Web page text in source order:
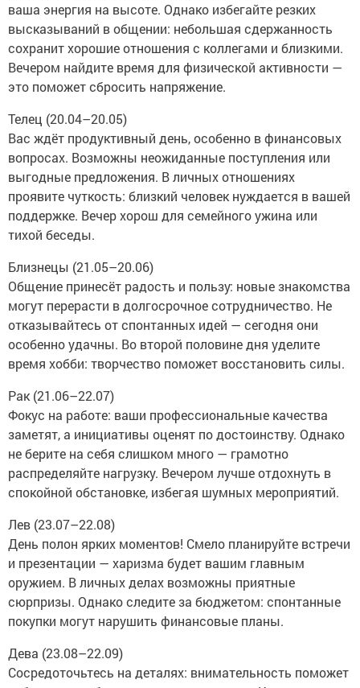
ваша энергия на высоте. Однако избегайте резких
высказываний в общении: небольшая сдержанность
сохранит хорошие отношения с коллегами и близкими.
Вечером найдите время для физической активности —
это поможет сбросить напряжение.
Телец (20.04–20.05)
Вас ждёт продуктивный день, особенно в финансовых
вопросах. Возможны неожиданные поступления или
выгодные предложения. В личных отношениях
проявите чуткость: близкий человек нуждается в вашей
поддержке. Вечер хорош для семейного ужина или
тихой беседы.
Близнецы (21.05–20.06)
Общение принесёт радость и пользу: новые знакомства
могут перерасти в долгосрочное сотрудничество. Не
отказывайтесь от спонтанных идей — сегодня они
особенно удачны. Во второй половине дня уделите
время хобби: творчество поможет восстановить силы.
Рак (21.06–22.07)
Фокус на работе: ваши профессиональные качества
заметят, а инициативы оценят по достоинству. Однако
не берите на себя слишком много — грамотно
распределяйте нагрузку. Вечером лучше отдохнуть в
спокойной обстановке, избегая шумных мероприятий.
Лев (23.07–22.08)
День полон ярких моментов! Смело планируйте встречи
и презентации — харизма будет вашим главным
оружием. В личных делах возможны приятные
сюрпризы. Однако следите за бюджетом: спонтанные
покупки могут нарушить финансовые планы.
Дева (23.08–22.09)
Сосредоточьтесь на деталях: внимательность поможет